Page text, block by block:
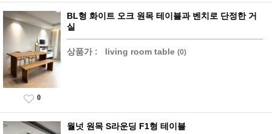
BL형 화이트 오크 원목 테이블과 벤치로 단정한 거
실
상품가 : living room table (0)
0
월넛 원목 S라운딩 F1형 테이블